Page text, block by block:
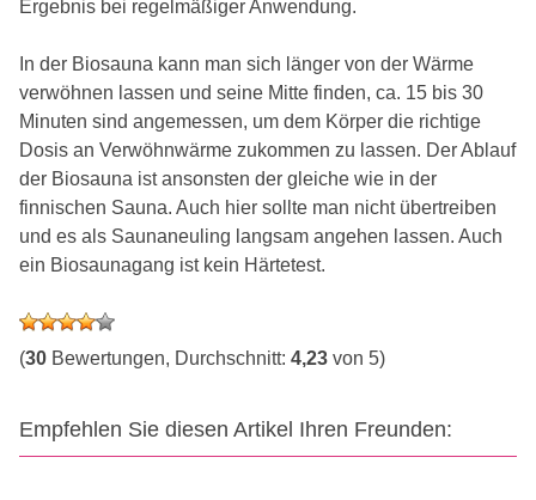
Ergebnis bei regelmäßiger Anwendung.
In der Biosauna kann man sich länger von der Wärme
verwöhnen lassen und seine Mitte finden, ca. 15 bis 30
Minuten sind angemessen, um dem Körper die richtige
Dosis an Verwöhnwärme zukommen zu lassen. Der Ablauf
der Biosauna ist ansonsten der gleiche wie in der
finnischen Sauna. Auch hier sollte man nicht übertreiben
und es als Saunaneuling langsam angehen lassen. Auch
ein Biosaunagang ist kein Härtetest.
(30 Bewertungen, Durchschnitt: 4,23 von 5)
Empfehlen Sie diesen Artikel Ihren Freunden: